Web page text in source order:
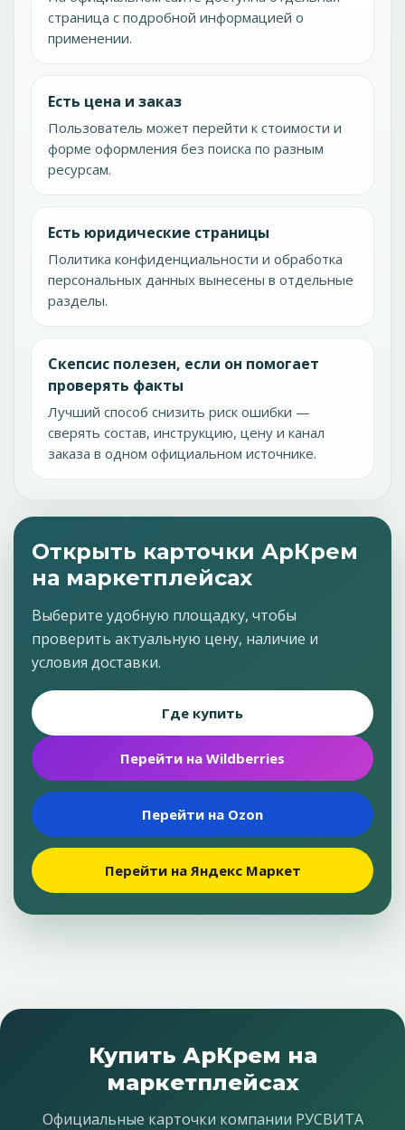
страница с подробной информацией о
применении.
Есть цена и заказ
Пользователь может перейти к стоимости и
форме оформления без поиска по разным
ресурсам.
Есть юридические страницы
Политика конфиденциальности и обработка
персональных данных вынесены в отдельные
разделы.
Скепсис полезен, если он помогает
проверять факты
Лучший способ снизить риск ошибки —
сверять состав, инструкцию, цену и канал
заказа в одном официальном источнике.
Открыть карточки АрКрем
на маркетплейсах
Выберите удобную площадку, чтобы
проверить актуальную цену, наличие и
условия доставки.
Где купить
Перейти на Wildberries
Перейти на Ozon
Перейти на Яндекс Маркет
Купить АрКрем на
маркетплейсах
Официальные карточки компании РУСВИТА